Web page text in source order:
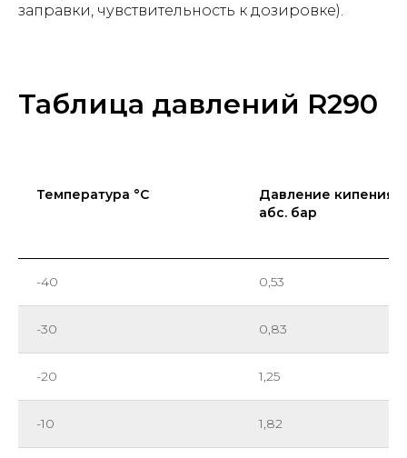
заправки, чувствительность к дозировке).
Таблица давлений R290
Температура °C
Давление кипения
абс. бар
-40 0,53
-30 0,83
-20 1,25
-10 1,82